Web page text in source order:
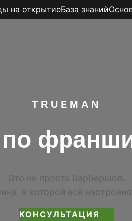
на открытиеБаза знаний
TR UEMAN
Это не просто барбершоп.
в которой всё
КОНСУЛЬТАЦИЯ